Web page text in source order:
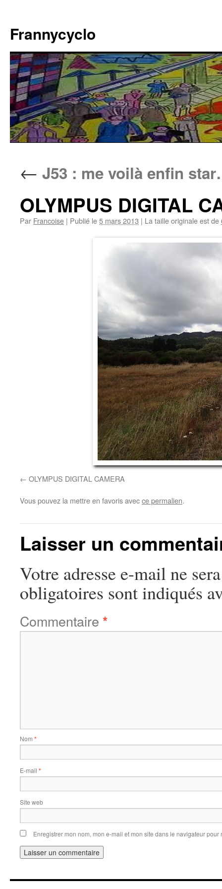
contenu
Frannycyclo
← J53 : me voilà enfin
OLYMPUS DIGITAL
Par Francoise | Publié le5 mars 2013 | La taille originale est de
OLYMPUS DIGITAL CAMERA
Vous pouvez la mettre en favoris avecce permalien.
Laisser un
Votre adresse e-mail ne
obligatoires sont indiqués
Commentaire *
Nom *
E-mail *
Site web
Enregistrer mon nom, mon e-mail et mon site dans le navigateur